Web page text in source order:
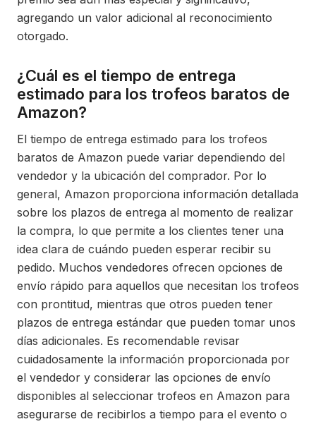
agregando un valor adicional al reconocimiento
otorgado.
¿Cuál es el tiempo de entrega
estimado para los trofeos baratos de
Amazon?
El tiempo de entrega estimado para los trofeos
baratos de Amazon puede variar dependiendo del
vendedor y la ubicación del comprador. Por lo
general, Amazon proporciona información detallada
sobre los plazos de entrega al momento de realizar
la compra, lo que permite a los clientes tener una
idea clara de cuándo pueden esperar recibir su
pedido. Muchos vendedores ofrecen opciones de
envío rápido para aquellos que necesitan los trofeos
con prontitud, mientras que otros pueden tener
plazos de entrega estándar que pueden tomar unos
días adicionales. Es recomendable revisar
cuidadosamente la información proporcionada por
el vendedor y considerar las opciones de envío
disponibles al seleccionar trofeos en Amazon para
asegurarse de recibirlos a tiempo para el evento o